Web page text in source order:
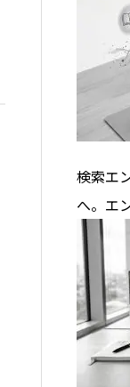
検索エ
へ。エ